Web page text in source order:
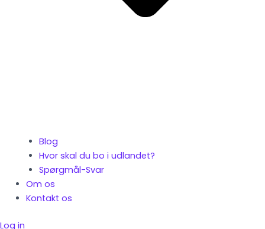
Blog
Hvor skal du bo i udlandet?
Spørgmål-Svar
Om os
Kontakt os
Log in